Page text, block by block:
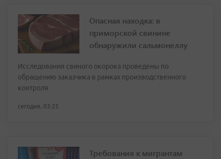
Опасная находка: в
приморской свинине
обнаружили сальмонеллу
Исследования свиного окорока проведены по
обращению заказчика в рамках производственного
контроля
сегодня, 03:25
Требования к мигрантам